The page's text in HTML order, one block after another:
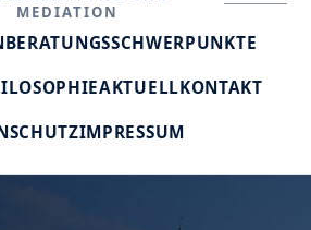
MEDIATION
BERATUNGSSCHWERPUNKTE
AKTUELLKONTAKT
IMPRESSUM